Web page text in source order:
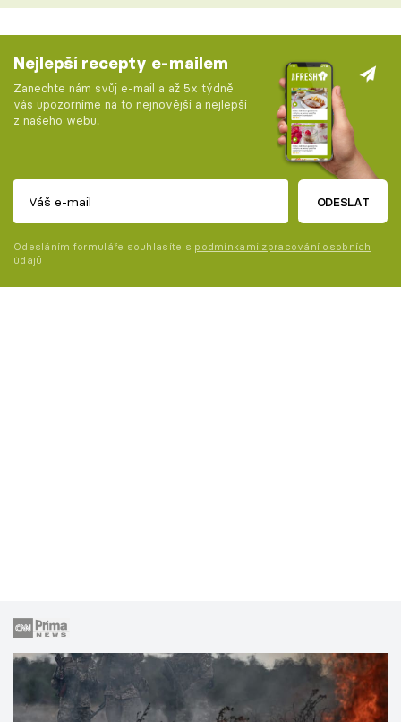
Nejlepší recepty e-mailem
Zanechte nám svůj e-mail a až 5x týdně
vás upozorníme na to nejnovější a nejlepší
z našeho webu.
ODESLAT
Odesláním formuláře souhlasíte s podmínkami zpracování osobních
údajů